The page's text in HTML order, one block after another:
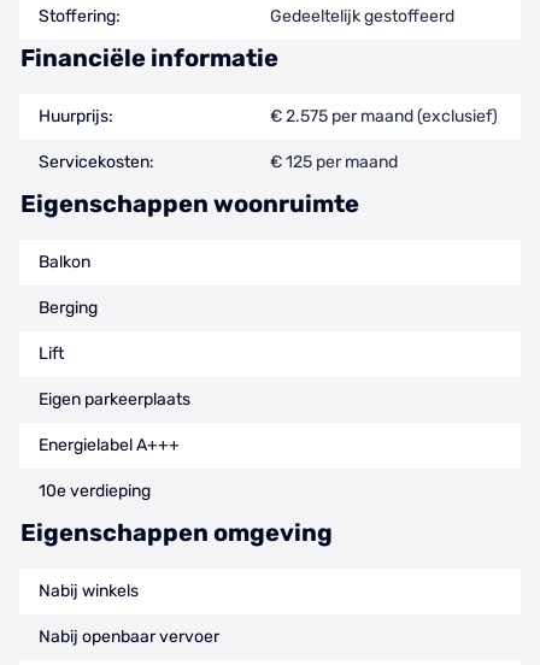
Stoffering: Gedeeltelijk gestoffeerd
Financiële informatie
Huurprijs: € 2.575 per maand (exclusief)
Servicekosten: € 125 per maand
Eigenschappen woonruimte
Balkon
Berging
Lift
Eigen parkeerplaats
Energielabel A+++
10e verdieping
Eigenschappen omgeving
Nabij winkels
Nabij openbaar vervoer